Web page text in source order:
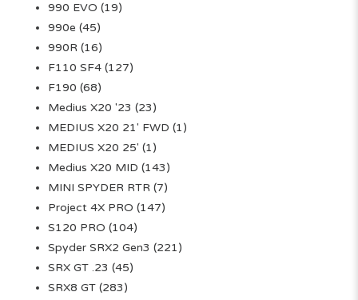
990 EVO (19)
990e (45)
990R (16)
F110 SF4 (127)
F190 (68)
Medius X20 '23 (23)
MEDIUS X20 21' FWD (1)
MEDIUS X20 25' (1)
Medius X20 MID (143)
MINI SPYDER RTR (7)
Project 4X PRO (147)
S120 PRO (104)
Spyder SRX2 Gen3 (221)
SRX GT .23 (45)
SRX8 GT (283)